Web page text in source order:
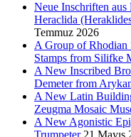
Neue Inschriften
Heraclida
Temmuz 2026
A Group of Rhodian
Stamps from Silifke
A New Inscribed
Demeter from
A New Latin
Zeugma Mosaic
A New Agonistic